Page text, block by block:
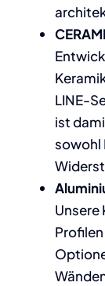
LINE-
ist
sowohl
Unsere